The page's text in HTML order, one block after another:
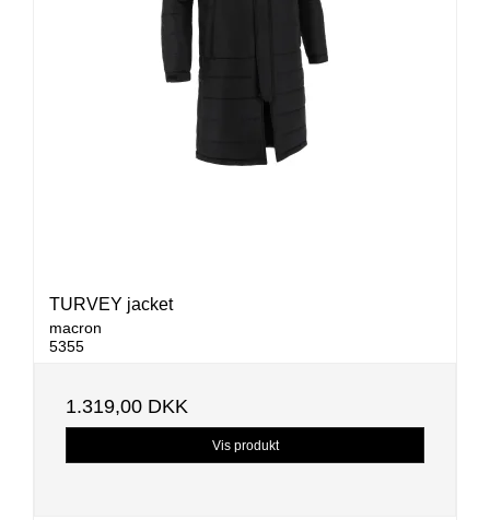
TURVEY jacket
macron
5355
1.319,00 DKK
Vis produkt